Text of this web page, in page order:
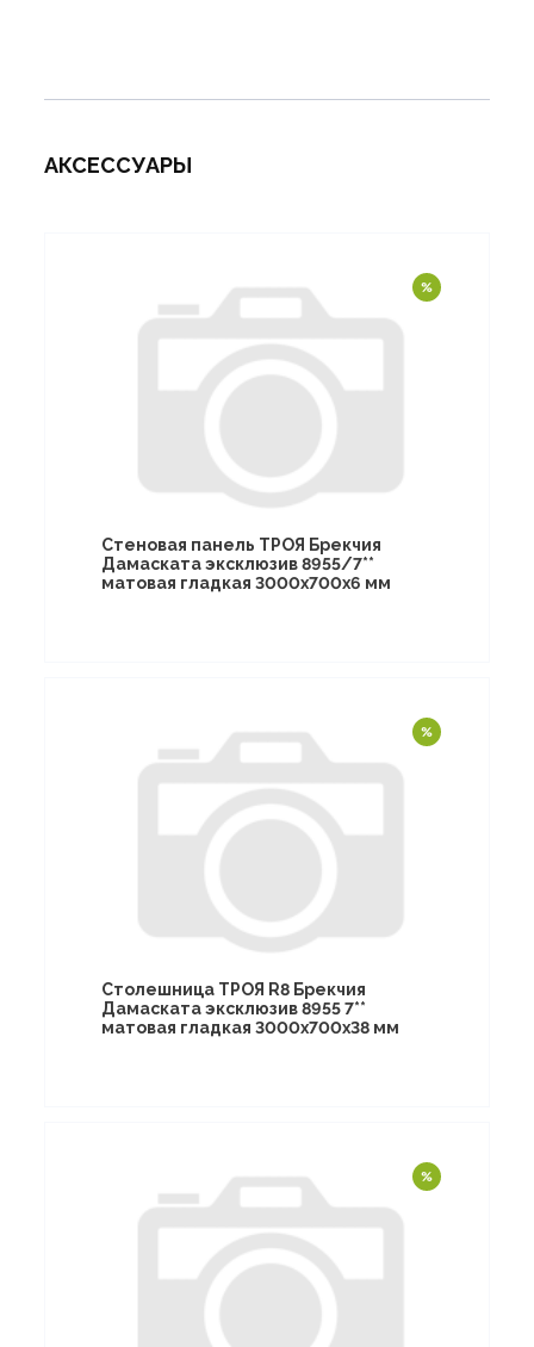
АКСЕССУАРЫ
Стеновая панель ТРОЯ Брекчия
Дамаската эксклюзив 8955/7**
матовая гладкая 3000х700х6 мм
Столешница ТРОЯ R8 Брекчия
Дамаската эксклюзив 8955 7**
матовая гладкая 3000х700х38 мм